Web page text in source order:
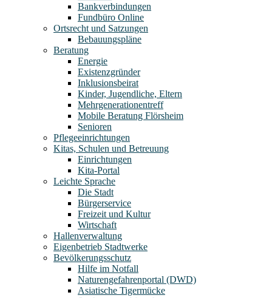
Bankverbindungen
Fundbüro Online
Ortsrecht und Satzungen
Bebauungspläne
Beratung
Energie
Existenzgründer
Inklusionsbeirat
Kinder, Jugendliche, Eltern
Mehrgenerationentreff
Mobile Beratung Flörsheim
Senioren
Pflegeeinrichtungen
Kitas, Schulen und Betreuung
Einrichtungen
Kita-Portal
Leichte Sprache
Die Stadt
Bürgerservice
Freizeit und Kultur
Wirtschaft
Hallenverwaltung
Eigenbetrieb Stadtwerke
Bevölkerungsschutz
Hilfe im Notfall
Naturengefahrenportal (DWD)
Asiatische Tigermücke